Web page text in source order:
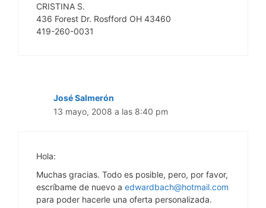
CRISTINA S.
436 Forest Dr. Rosfford OH 43460
419-260-0031
José Salmerón
13 mayo, 2008 a las 8:40 pm
Hola:
Muchas gracias. Todo es posible, pero, por favor,
escríbame de nuevo a edwardbach@hotmail.com
para poder hacerle una oferta personalizada.